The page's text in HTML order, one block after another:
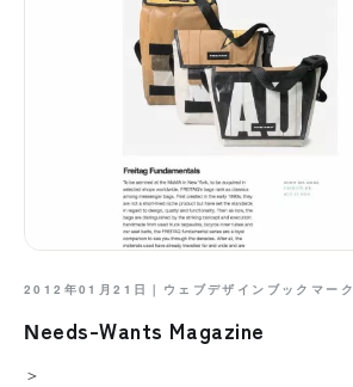
2012年01月21日｜ ウェブデザインブックマーク
Needs-Wants Magazine
＞